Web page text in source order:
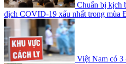
Chuẩn bị kịch
dịch COVID-19 xấu nhất trong mùa
Việt Nam có